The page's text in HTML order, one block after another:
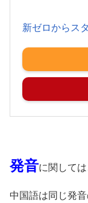
新ゼロからス
発音に関して
中国語は同じ発